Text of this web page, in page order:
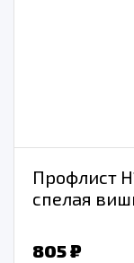
Профлист
спелая
805 ₽